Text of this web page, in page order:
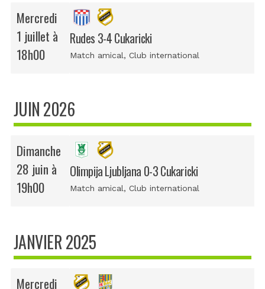
Mercredi
1 juillet à
18h00
Rudes 3-4 Cukaricki
Match amical, Club international
JUIN 2026
Dimanche
28 juin à
19h00
Olimpija Ljubljana 0-3 Cukaricki
Match amical, Club international
JANVIER 2025
Mercredi